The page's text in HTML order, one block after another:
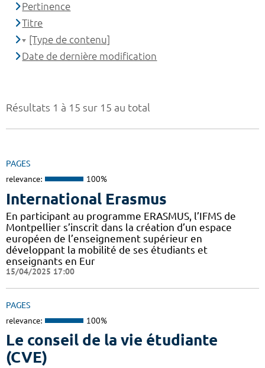
Résultats 1 à 15 sur 15 au total
PAGES
relevance: 100%
International Erasmus
En participant au programme ERASMUS, l’IFMS de
Montpellier s’inscrit dans la création d’un espace
européen de l’enseignement supérieur en
développant la mobilité de ses étudiants et
enseignants en Eur
15/04/2025 17:00
PAGES
relevance: 100%
Le conseil de la vie étudiante
(CVE)
Pertinence
Titre
[Type de contenu]
Date de dernière modification